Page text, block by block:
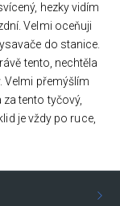
hezky vidím
Velmi oceňuji
do stanice.
tento, nechtěla
Velmi přemýšlím
tento tyčový,
je vždy po ruce,